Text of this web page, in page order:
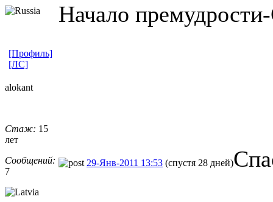
Начало
[Профиль]
[ЛС]
alokant
Стаж: 15
лет
Сообщений:
7
29-Янв-2011 13:53 (спустя 28 дней)